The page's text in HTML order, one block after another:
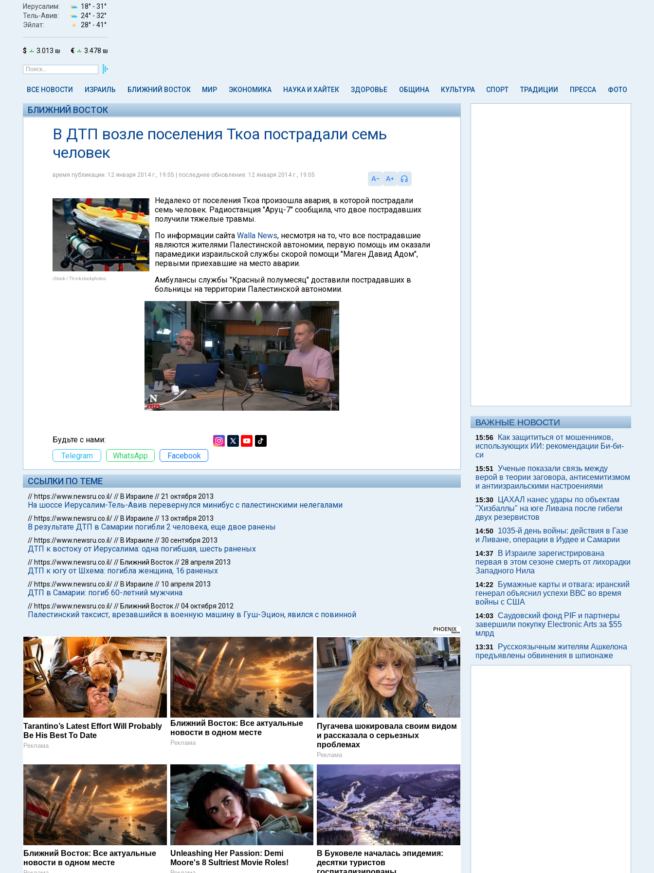
Иерусалим: 18° - 31°
Тель-Авив:
24° - 32°
Эйлат:
28° - 41°
$ 3.013 ₪ € 3.478 ₪
ВСЕ НОВОСТИ ИЗРАИЛЬ БЛИЖНИЙ ВОСТОК МИР ЭКОНОМИКА НАУКА И ХАЙТЕК ЗДОРОВЬЕ ОБЩИНА КУЛЬТУРА СПОРТ ТРАДИЦИИ ПРЕССА ФОТО
БЛИЖНИЙ ВОСТОК
В ДТП возле поселения Ткоа пострадали семь
человек
время публикации: 12 января 2014 г., 19:05 | последнее обновление: 12 января 2014 г., 19:05
iStock / Thinkstockphotos
Недалеко от поселения Ткоа произошла авария, в которой пострадали
семь человек. Радиостанция "Аруц-7" сообщила, что двое пострадавших
получили тяжелые травмы.
По информации сайта Walla News, несмотря на то, что все пострадавшие
являются жителями Палестинской автономии, первую помощь им оказали
парамедики израильской службы скорой помощи "Маген Давид Адом",
первыми приехавшие на место аварии.
Амбулансы службы "Красный полумесяц" доставили пострадавших в
больницы на территории Палестинской автономии.
Будьте с нами:
Telegram
WhatsApp Facebook
ССЫЛКИ ПО ТЕМЕ
// https://www.newsru.co.il/// В Израиле //21 октября 2013
На шоссе Иерусалим-Тель-Авив перевернулся минибус с палестинскими нелегалами
// https://www.newsru.co.il/// В Израиле // 13 октября 2013
В результате ДТП в Самарии погибли 2 человека, еще двое ранены
// https://www.newsru.co.il/// В Израиле //30 сентября 2013
ДТП к востоку от Иерусалима: одна погибшая, шесть раненых
// https://www.newsru.co.il/// Ближний Восток//28 апреля 2013
ДТП к югу от Шхема: погибла женщина, 16 раненых
// https://www.newsru.co.il/// В Израиле // 10 апреля 2013
ДТП в Самарии: погиб 60-летний мужчина
// https://www.newsru.co.il/// Ближний Восток//04 октября 2012
Палестинский таксист, врезавшийся в военную машину в Гуш-Эцион, явился с повинной
Tarantino’s Latest Effort Will Probably
Be His Best To Date
Реклама
Ближний Восток: Все актуальные
новости в одном месте
Реклама
Пугачева шокировала своим видом
и рассказала о серьезных
проблемах
Реклама
Ближний Восток: Все актуальные
новости в одном месте
Unleashing Her Passion: Demi
Moore's 8 Sultriest Movie Roles!
В Буковеле началась эпидемия:
десятки туристов
ВАЖНЫЕ НОВОСТИ
15:56
Как защититься от мошенников,
использующих ИИ: рекомендации Би-би-
си
15:51 Ученые показали связь между
верой в теории заговора, антисемитизмом
и антиизраильскими настроениями
15:30
ЦАХАЛ нанес удары по объектам
"Хизбаллы" на юге Ливана после гибели
двух резервистов
14:50
1035-й день войны: действия в Газе
и Ливане, операции в Иудее и Самарии
14:37
В Израиле зарегистрирована
первая в этом сезоне смерть от лихорадки
Западного Нила
14:22
Бумажные карты и отвага: иранский
генерал объяснил успехи ВВС во время
войны с США
14:03 Саудовский фонд PIF и партнеры
завершили покупку Electronic Arts за $55
млрд
13:31
Русскоязычным жителям Ашкелона
предъявлены обвинения в шпионаже